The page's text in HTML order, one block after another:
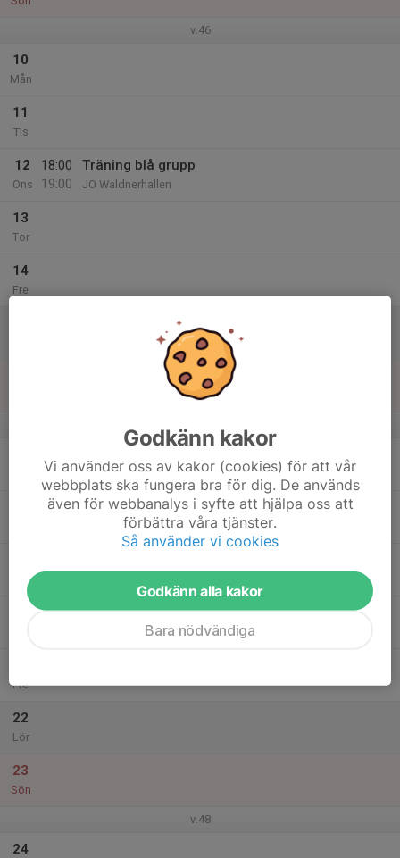
v.46
10
Mån
11
Tis
12
Ons
18:00
19:00
Träning blå grupp
JO Waldnerhallen
13
Tor
14
Fre
Extra träning blå grupp
Ons
Fre
22
Lör
23
Sön
v.48
24
Godkänn kakor
Vi använder oss av kakor (cookies) för att vår
webbplats ska fungera bra för dig. De används
även för webbanalys i syfte att hjälpa oss att
förbättra våra tjänster.
Så använder vi cookies
Godkänn alla kakor
Bara nödvändiga